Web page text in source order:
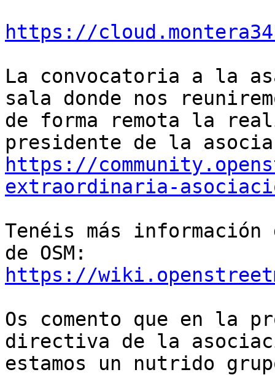
https://
La convocatoria a la
sala donde nos
de forma remota la
https://
extraordinaria-
Tenéis más
https://
Os comento que en la
directiva de la
estamos un nutrido